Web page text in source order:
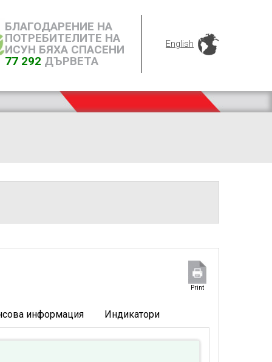
БЛАГОДАРЕНИЕ НА
ПОТРЕБИТЕЛИТЕ НА
ИСУН БЯХА СПАСЕНИ
77 292 ДЪРВЕТА
English
Print
информация Индикатори